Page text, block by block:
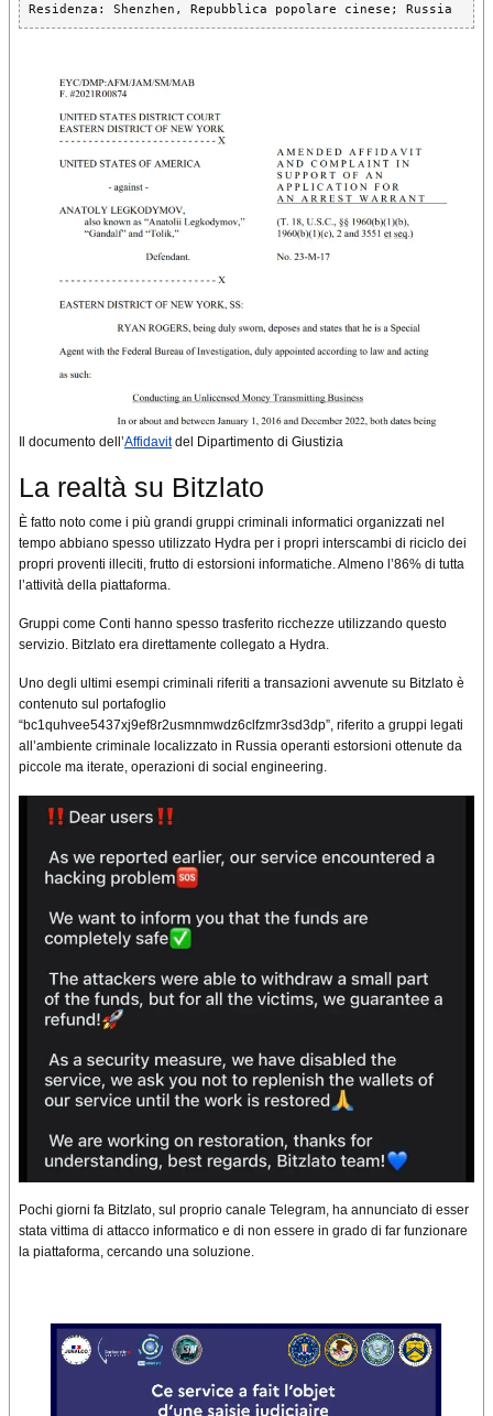
Residenza: Shenzhen, Repubblica popolare cinese; Russia
Il documento dell’Affidavitdel Dipartimento di Giustizia
La realtà su Bitzlato
È fatto noto come i più grandi gruppi criminali informatici organizzati nel
tempo abbiano spesso utilizzato Hydra per i propri interscambi di riciclo dei
propri proventi illeciti, frutto di estorsioni informatiche. Almeno l’86% di tutta
l’attività della piattaforma.
Gruppi come Conti hanno spesso trasferito ricchezze utilizzando questo
servizio. Bitzlato era direttamente collegato a Hydra.
Uno degli ultimi esempi criminali riferiti a transazioni avvenute su Bitzlato è
contenuto sul portafoglio
“bc1quhvee5437xj9ef8r2usmnmwdz6clfzmr3sd3dp”, riferito a gruppi legati
all’ambiente criminale localizzato in Russia operanti estorsioni ottenute da
piccole ma iterate, operazioni di social engineering.
Pochi giorni fa Bitzlato, sul proprio canale Telegram, ha annunciato di esser
stata vittima di attacco informatico e di non essere in grado di far funzionare
la piattaforma, cercando una soluzione.